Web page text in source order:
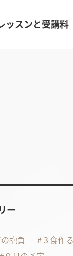
レッスンと受講料
ー
抱負
３食作る